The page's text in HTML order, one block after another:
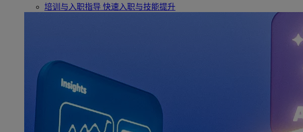
培训与入职指导 快速入职与技能提升